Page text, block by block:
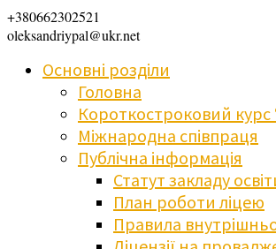
+380662302521
oleksandriypal@ukr.net
Основні розділи
Головна
Короткостроковий курс
Міжнародна співпраця
Публічна інформація
Статут закладу
План роботи ліцею
Правила